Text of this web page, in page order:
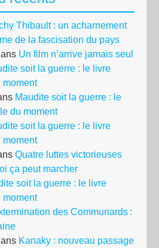
Thibault : un acharnement
de la fascisation du pays
Un film n’arrive jamais seul
soit la guerre : le livre
moment
Maudite soit la guerre : le
du moment
soit la guerre : le livre
moment
Quatre luttes victorieuses
ça peut marcher
soit la guerre : le livre
moment
des Communards :
Kanaky : nouveau passage